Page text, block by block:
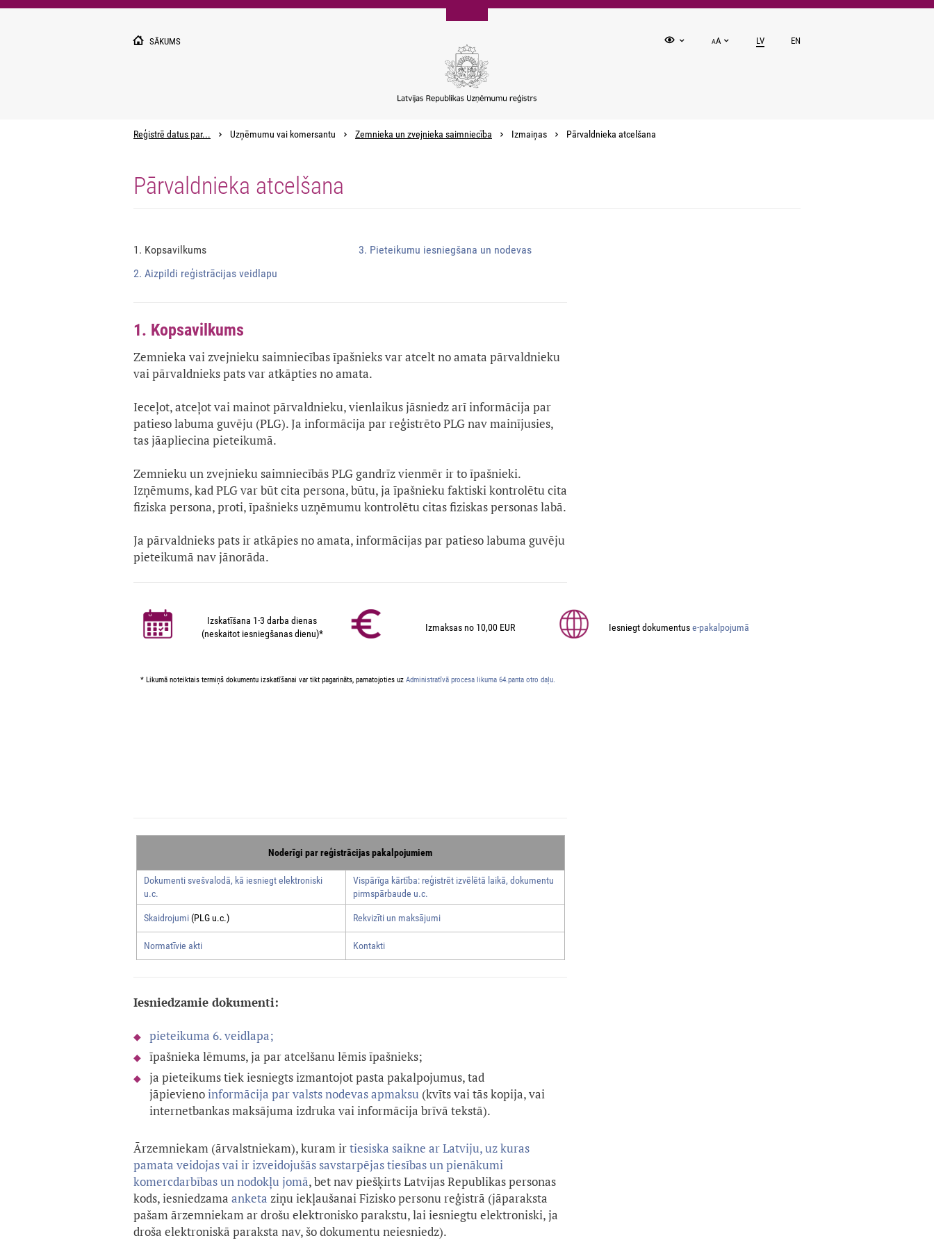
Pārlekt
SĀKUMS AA LV EN
Reģistrē datus par... Uzņēmumu vai komersantu Zemnieka un zvejnieka saimniecība Izmaiņas Pārvaldnieka atcelšana
Pārvaldnieka atcelšana
1. Kopsavilkums
2. Aizpildi reģistrācijas veidlapu
3. Pieteikumu iesniegšana un nodevas
1. Kopsavilkums
Zemnieka vai zvejnieku saimniecības īpašnieks var atcelt no amata pārvaldnieku
vai pārvaldnieks pats var atkāpties no amata.
Ieceļot, atceļot vai mainot pārvaldnieku, vienlaikus jāsniedz arī informācija par
patieso labuma guvēju (PLG). Ja informācija par reģistrēto PLG nav mainījusies,
tas jāapliecina pieteikumā.
Zemnieku un zvejnieku saimniecībās PLG gandrīz vienmēr ir to īpašnieki.
Izņēmums, kad PLG var būt cita persona, būtu, ja īpašnieku faktiski kontrolētu cita
fiziska persona, proti, īpašnieks uzņēmumu kontrolētu citas fiziskas personas labā.
Ja pārvaldnieks pats ir atkāpies no amata, informācijas par patieso labuma guvēju
pieteikumā nav jānorāda.
Izskatīšana 1-3 darba dienas
(neskaitot iesniegšanas dienu)*
Izmaksas no 10,00 EUR Iesniegt dokumentuse-pakalpojumā
* Likumā noteiktais termiņš dokumentu izskatīšanai var tikt pagarināts, pamatojoties uz Administratīvā procesa likuma 64.panta otro daļu.
Noderīgi par reģistrācijas pakalpojumiem
Dokumenti svešvalodā, kā iesniegt elektroniski
u.c.
Vispārīga kārtība: reģistrēt izvēlētā laikā, dokumentu
pirmspārbaude u.c.
Skaidrojumi(PLG u.c.) Rekvizīti un maksājumi
Normatīvie akti Kontakti
Iesniedzamie dokumenti:
pieteikuma 6. veidlapa;
īpašnieka lēmums, ja par atcelšanu lēmis īpašnieks;
ja pieteikums tiek iesniegts izmantojot pasta pakalpojumus, tad
jāpievienoinformācija par valsts nodevas apmaksu (kvīts vai tās kopija, vai
internetbankas maksājuma izdruka vai informācija brīvā tekstā).
Ārzemniekam (ārvalstniekam), kuram irtiesiska saikne ar Latviju, uz kuras
pamata veidojas vai ir izveidojušās savstarpējas tiesības un pienākumi
komercdarbības un nodokļu jomā, bet nav piešķirts Latvijas Republikas personas
kods, iesniedzama anketa ziņu iekļaušanai Fizisko personu reģistrā (jāparaksta
pašam ārzemniekam ar drošu elektronisko parakstu, lai iesniegtu elektroniski, ja
droša elektroniskā paraksta nav, šo dokumentu neiesniedz).